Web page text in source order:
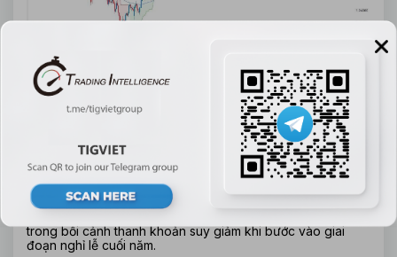
Biểu đồ phân tích GBP/USD (Nguồn TradingView ).
Tỷ giá GBP/USD tiếp tục duy trì trạng thái đi ngang trong
biên độ hẹp sau khi thị trường hấp thụ loạt thông tin kinh tế
quan trọng từ Mỹ và quyết định chính sách tiền tệ mới nhất
của Ngân hàng Trung ương Anh. Hiện cặp tiền này giao
dịch quanh vùng 1.3370–1.3380, thấp hơn mức đỉnh trong
trong bối cảnh thanh khoản suy giảm khi bước vào giai
đoạn nghỉ lễ cuối năm.